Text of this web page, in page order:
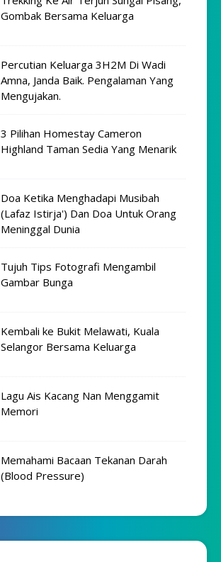
Gombak Bersama Keluarga
Percutian Keluarga 3H2M Di Wadi
Amna, Janda Baik. Pengalaman Yang
Mengujakan.
3 Pilihan Homestay Cameron
Highland Taman Sedia Yang Menarik
Doa Ketika Menghadapi Musibah
(Lafaz Istirja') Dan Doa Untuk Orang
Meninggal Dunia
Tujuh Tips Fotografi Mengambil
Gambar Bunga
Kembali ke Bukit Melawati, Kuala
Selangor Bersama Keluarga
Lagu Ais Kacang Nan Menggamit
Memori
Memahami Bacaan Tekanan Darah
(Blood Pressure)